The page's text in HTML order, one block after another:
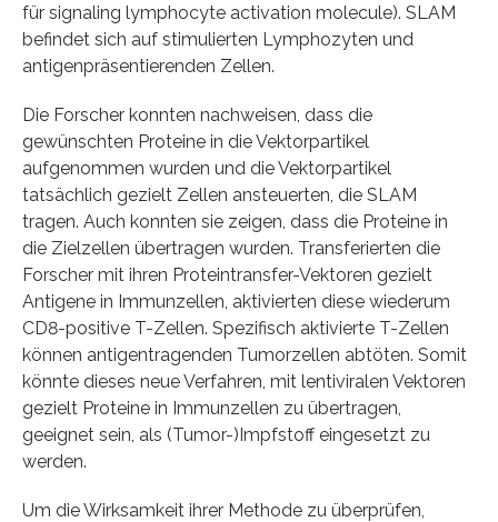
für signaling lymphocyte activation molecule). SLAM
befindet sich auf stimulierten Lymphozyten und
antigenpräsentierenden Zellen.
Die Forscher konnten nachweisen, dass die
gewünschten Proteine in die Vektorpartikel
aufgenommen wurden und die Vektorpartikel
tatsächlich gezielt Zellen ansteuerten, die SLAM
tragen. Auch konnten sie zeigen, dass die Proteine in
die Zielzellen übertragen wurden. Transferierten die
Forscher mit ihren Proteintransfer-Vektoren gezielt
Antigene in Immunzellen, aktivierten diese wiederum
CD8-positive T-Zellen. Spezifisch aktivierte T-Zellen
können antigentragenden Tumorzellen abtöten. Somit
könnte dieses neue Verfahren, mit lentiviralen Vektoren
gezielt Proteine in Immunzellen zu übertragen,
geeignet sein, als (Tumor-)Impfstoff eingesetzt zu
werden.
Um die Wirksamkeit ihrer Methode zu überprüfen,